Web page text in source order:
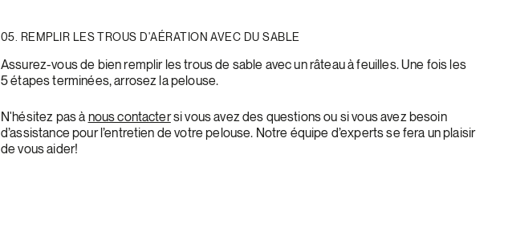
05. REMPLIR LES TROUS D'AÉRATION AVEC DU SABLE
Assurez-vous de bien remplir les trous de sable avec un râteau à feuilles. Une fois les
5 étapes terminées, arrosez la pelouse.
N'hésitez pas à nous contactersi vous avez des questions ou si vous avez besoin
d’assistance pour l’entretien de votre pelouse. Notre équipe d’experts se fera un plaisir
de vous aider!